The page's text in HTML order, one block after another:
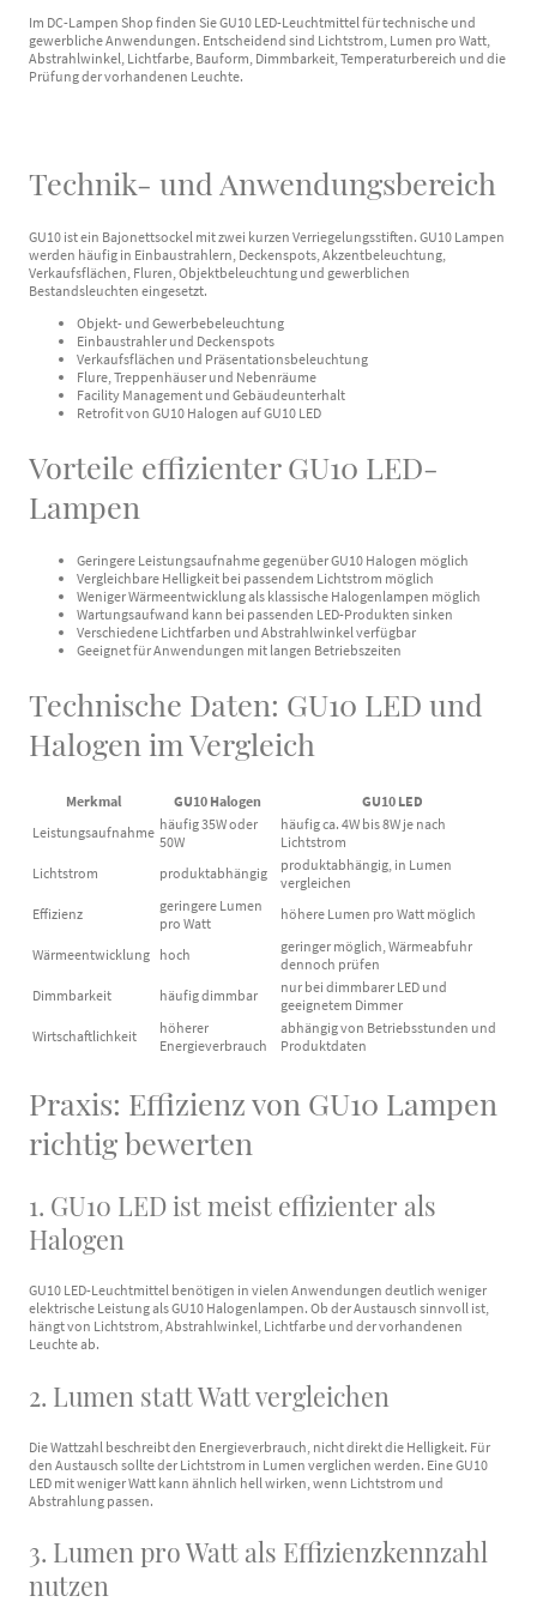
Im DC-Lampen Shop finden Sie GU10 LED-Leuchtmittel für technische und
gewerbliche Anwendungen. Entscheidend sind Lichtstrom, Lumen pro Watt,
Abstrahlwinkel, Lichtfarbe, Bauform, Dimmbarkeit, Temperaturbereich und die
Prüfung der vorhandenen Leuchte.
Technik- und Anwendungsbereich
GU10 ist ein Bajonettsockel mit zwei kurzen Verriegelungsstiften. GU10 Lampen
werden häufig in Einbaustrahlern, Deckenspots, Akzentbeleuchtung,
Verkaufsflächen, Fluren, Objektbeleuchtung und gewerblichen
Bestandsleuchten eingesetzt.
Objekt- und Gewerbebeleuchtung
Einbaustrahler und Deckenspots
Verkaufsflächen und Präsentationsbeleuchtung
Flure, Treppenhäuser und Nebenräume
Facility Management und Gebäudeunterhalt
Retrofit von GU10 Halogen auf GU10 LED
Vorteile effizienter GU10 LED-
Lampen
Geringere Leistungsaufnahme gegenüber GU10 Halogen möglich
Vergleichbare Helligkeit bei passendem Lichtstrom möglich
Weniger Wärmeentwicklung als klassische Halogenlampen möglich
Wartungsaufwand kann bei passenden LED-Produkten sinken
Verschiedene Lichtfarben und Abstrahlwinkel verfügbar
Geeignet für Anwendungen mit langen Betriebszeiten
Technische Daten: GU10 LED und
Halogen im Vergleich
Merkmal GU10 Halogen
GU10 LED
Leistungsaufnahme häufig 35W oder
50W
häufig ca. 4W bis 8W je nach
Lichtstrom
Lichtstrom
produktabhängig
produktabhängig, in Lumen
vergleichen
Effizienz
geringere Lumen
pro Watt
höhere Lumen pro Watt möglich
Wärmeentwicklung hoch
geringer möglich, Wärmeabfuhr
dennoch prüfen
Dimmbarkeit
häufig dimmbar
nur bei dimmbarer LED und
geeignetem Dimmer
Wirtschaftlichkeit
höherer
Energieverbrauch
abhängig von Betriebsstunden und
Produktdaten
Praxis: Effizienz von GU10 Lampen
richtig bewerten
1. GU10 LED ist meist effizienter als
Halogen
GU10 LED-Leuchtmittel benötigen in vielen Anwendungen deutlich weniger
elektrische Leistung als GU10 Halogenlampen. Ob der Austausch sinnvoll ist,
hängt von Lichtstrom, Abstrahlwinkel, Lichtfarbe und der vorhandenen
Leuchte ab.
2. Lumen statt Watt vergleichen
Die Wattzahl beschreibt den Energieverbrauch, nicht direkt die Helligkeit. Für
den Austausch sollte der Lichtstrom in Lumen verglichen werden. Eine GU10
LED mit weniger Watt kann ähnlich hell wirken, wenn Lichtstrom und
Abstrahlung passen.
3. Lumen pro Watt als Effizienzkennzahl
nutzen